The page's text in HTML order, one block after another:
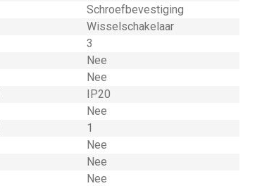
Schroefbevestiging
Wisselschakelaar
3
Nee
Nee
IP20
Nee
1
Nee
Nee
Nee